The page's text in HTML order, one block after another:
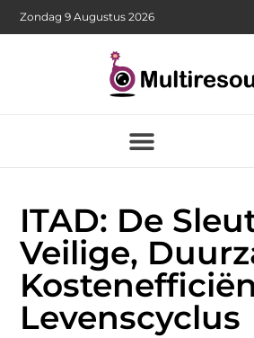
Zondag 9 Augustus 2026
ITAD: De
Veilige,
Levenscyclus